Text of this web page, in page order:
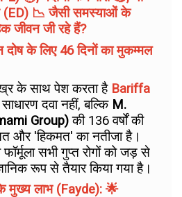
(ED) 📉 जैसी समस्याओं के
जीवन जी रहे हैं?
के लिए 46 दिनों का मुकम्मल
के साथ पेश करता है Bariffa
दवा नहीं, बल्कि M.
Group)की 136 वर्षों की
और 'हिकमत' का नतीजा है।
सभी गुप्त रोगों को जड़ से
रूप से तैयार किया गया है।
मुख्य लाभ (Fayde): 🌟